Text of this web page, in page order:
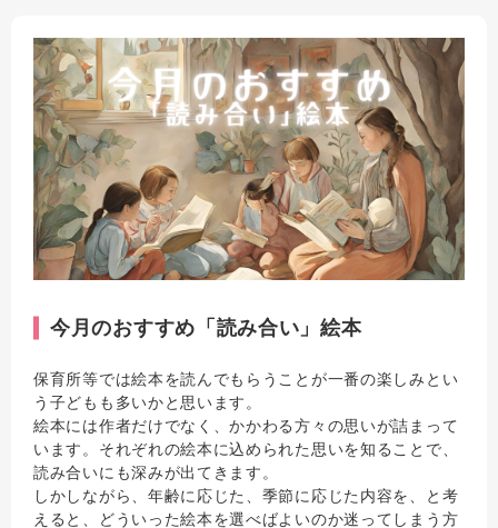
今月のおすすめ「読み合い」絵本
保育所等では絵本を読んでもらうことが一番の楽しみとい
う子どもも多いかと思います。
絵本には作者だけでなく、かかわる方々の思いが詰まって
います。それぞれの絵本に込められた思いを知ることで、
読み合いにも深みが出てきます。
しかしながら、年齢に応じた、季節に応じた内容を、と考
えると、どういった絵本を選べばよいのか迷ってしまう方